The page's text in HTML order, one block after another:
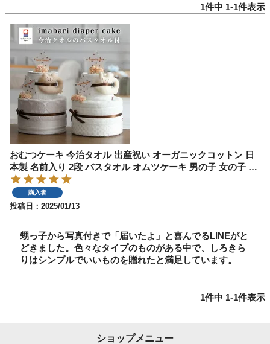
1件中 1-1件表示
おむつケーキ 今治タオル 出産祝い オーガニックコットン 日
本製 名前入り 2段 バスタオル オムツケーキ 男の子 女の子 乳
幼児 ベビー ダイパーケーキ 赤ちゃん
購入者
投稿日 2025/01/13
甥っ子から写真付きで「届いたよ」と喜んでるLINEがと
どきました。色々なタイプのものがある中で、しろきら
りはシンプルでいいものを贈れたと満足しています。
1件中 1-1件表示
ショップメニュー